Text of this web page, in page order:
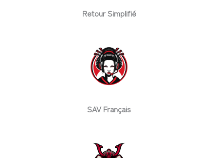
Retour Simplifié
SAV Français